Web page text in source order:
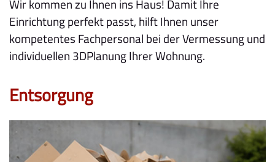
Wir kommen zu Ihnen ins Haus! Damit Ihre
Einrichtung perfekt passt, hilft Ihnen unser
kompetentes Fachpersonal bei der Vermessung und
individuellen 3DPlanung Ihrer Wohnung.
Entsorgung